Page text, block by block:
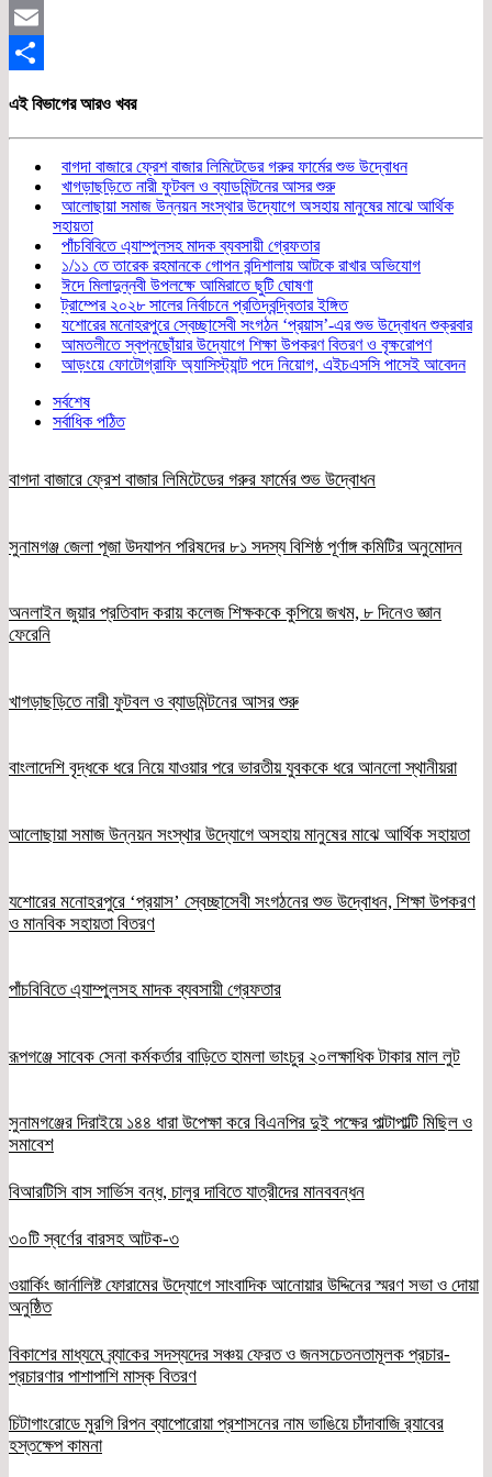
Twitter
Email
এই বিভাগের আরও খবর
বাগদা বাজারে ফ্রেশ বাজার লিমিটেডের গরুর ফার্মের শুভ উদ্বোধন
খাগড়াছড়িতে নারী ফুটবল ও ব্যাডমিন্টনের আসর শুরু
আলোছায়া সমাজ উন্নয়ন সংস্থার উদ্যোগে অসহায় মানুষের মাঝে আর্থিক
সহায়তা
পাঁচবিবিতে এ্যাম্পুলসহ মাদক ব্যবসায়ী গ্রেফতার
১/১১ তে তারেক রহমানকে গোপন বন্দিশালায় আটকে রাখার অভিযোগ
ঈদে মিলাদুন্নবী উপলক্ষে আমিরাতে ছুটি ঘোষণা
ট্রাম্পের ২০২৮ সালের নির্বাচনে প্রতিদ্বন্দ্বিতার ইঙ্গিত
যশোরের মনোহরপুরে স্বেচ্ছাসেবী সংগঠন ‘প্রয়াস’-এর শুভ উদ্বোধন শুক্রবার
আমতলীতে স্বপ্নছোঁয়ার উদ্যোগে শিক্ষা উপকরণ বিতরণ ও বৃক্ষরোপণ
আড়ংয়ে ফোটোগ্রাফি অ্যাসিস্ট্যান্ট পদে নিয়োগ, এইচএসসি পাসেই আবেদন
সর্বশেষ
সর্বাধিক পঠিত
বাগদা বাজারে ফ্রেশ বাজার লিমিটেডের গরুর ফার্মের শুভ উদ্বোধন
সুনামগঞ্জ জেলা পূজা উদযাপন পরিষদের ৮১ সদস্য বিশিষ্ঠ পূর্ণাঙ্গ কমিটির অনুমোদন
অনলাইন জুয়ার প্রতিবাদ করায় কলেজ শিক্ষককে কুপিয়ে জখম, ৮ দিনেও জ্ঞান
ফেরেনি
খাগড়াছড়িতে নারী ফুটবল ও ব্যাডমিন্টনের আসর শুরু
বাংলাদেশি বৃদ্ধকে ধরে নিয়ে যাওয়ার পরে ভারতীয় যুবককে ধরে আনলো স্থানীয়রা
আলোছায়া সমাজ উন্নয়ন সংস্থার উদ্যোগে অসহায় মানুষের মাঝে আর্থিক সহায়তা
যশোরের মনোহরপুরে ‘প্রয়াস’ স্বেচ্ছাসেবী সংগঠনের শুভ উদ্বোধন, শিক্ষা উপকরণ
ও মানবিক সহায়তা বিতরণ
পাঁচবিবিতে এ্যাম্পুলসহ মাদক ব্যবসায়ী গ্রেফতার
রূপগঞ্জে সাবেক সেনা কর্মকর্তার বাড়িতে হামলা ভাংচুর ২০লক্ষাধিক টাকার মাল লুট
সুনামগঞ্জের দিরাইয়ে ১৪৪ ধারা উপেক্ষা করে বিএনপির দুই পক্ষের পাল্টাপাল্টি মিছিল ও
সমাবেশ
বিআরটিসি বাস সার্ভিস বন্ধ, চালুর দাবিতে যাত্রীদের মানববন্ধন
৩০টি স্বর্ণের বারসহ আটক-৩
ওয়ার্কিং জার্নালিষ্ট ফোরামের উদ্যোগে সাংবাদিক আনোয়ার উদ্দিনের স্মরণ সভা ও দোয়া
অনুষ্ঠিত
বিকাশের মাধ্যমে ব্র্যাকের সদস্যদের সঞ্চয় ফেরত ও জনসচেতনতামূলক প্রচার-
প্রচারণার পাশাপাশি মাস্ক বিতরণ
চিটাগাংরোডে মুরগি রিপন ব্যাপোরোয়া প্রশাসনের নাম ভাঙিয়ে চাঁদাবাজি র‌্যাবের
হস্তক্ষেপ কামনা